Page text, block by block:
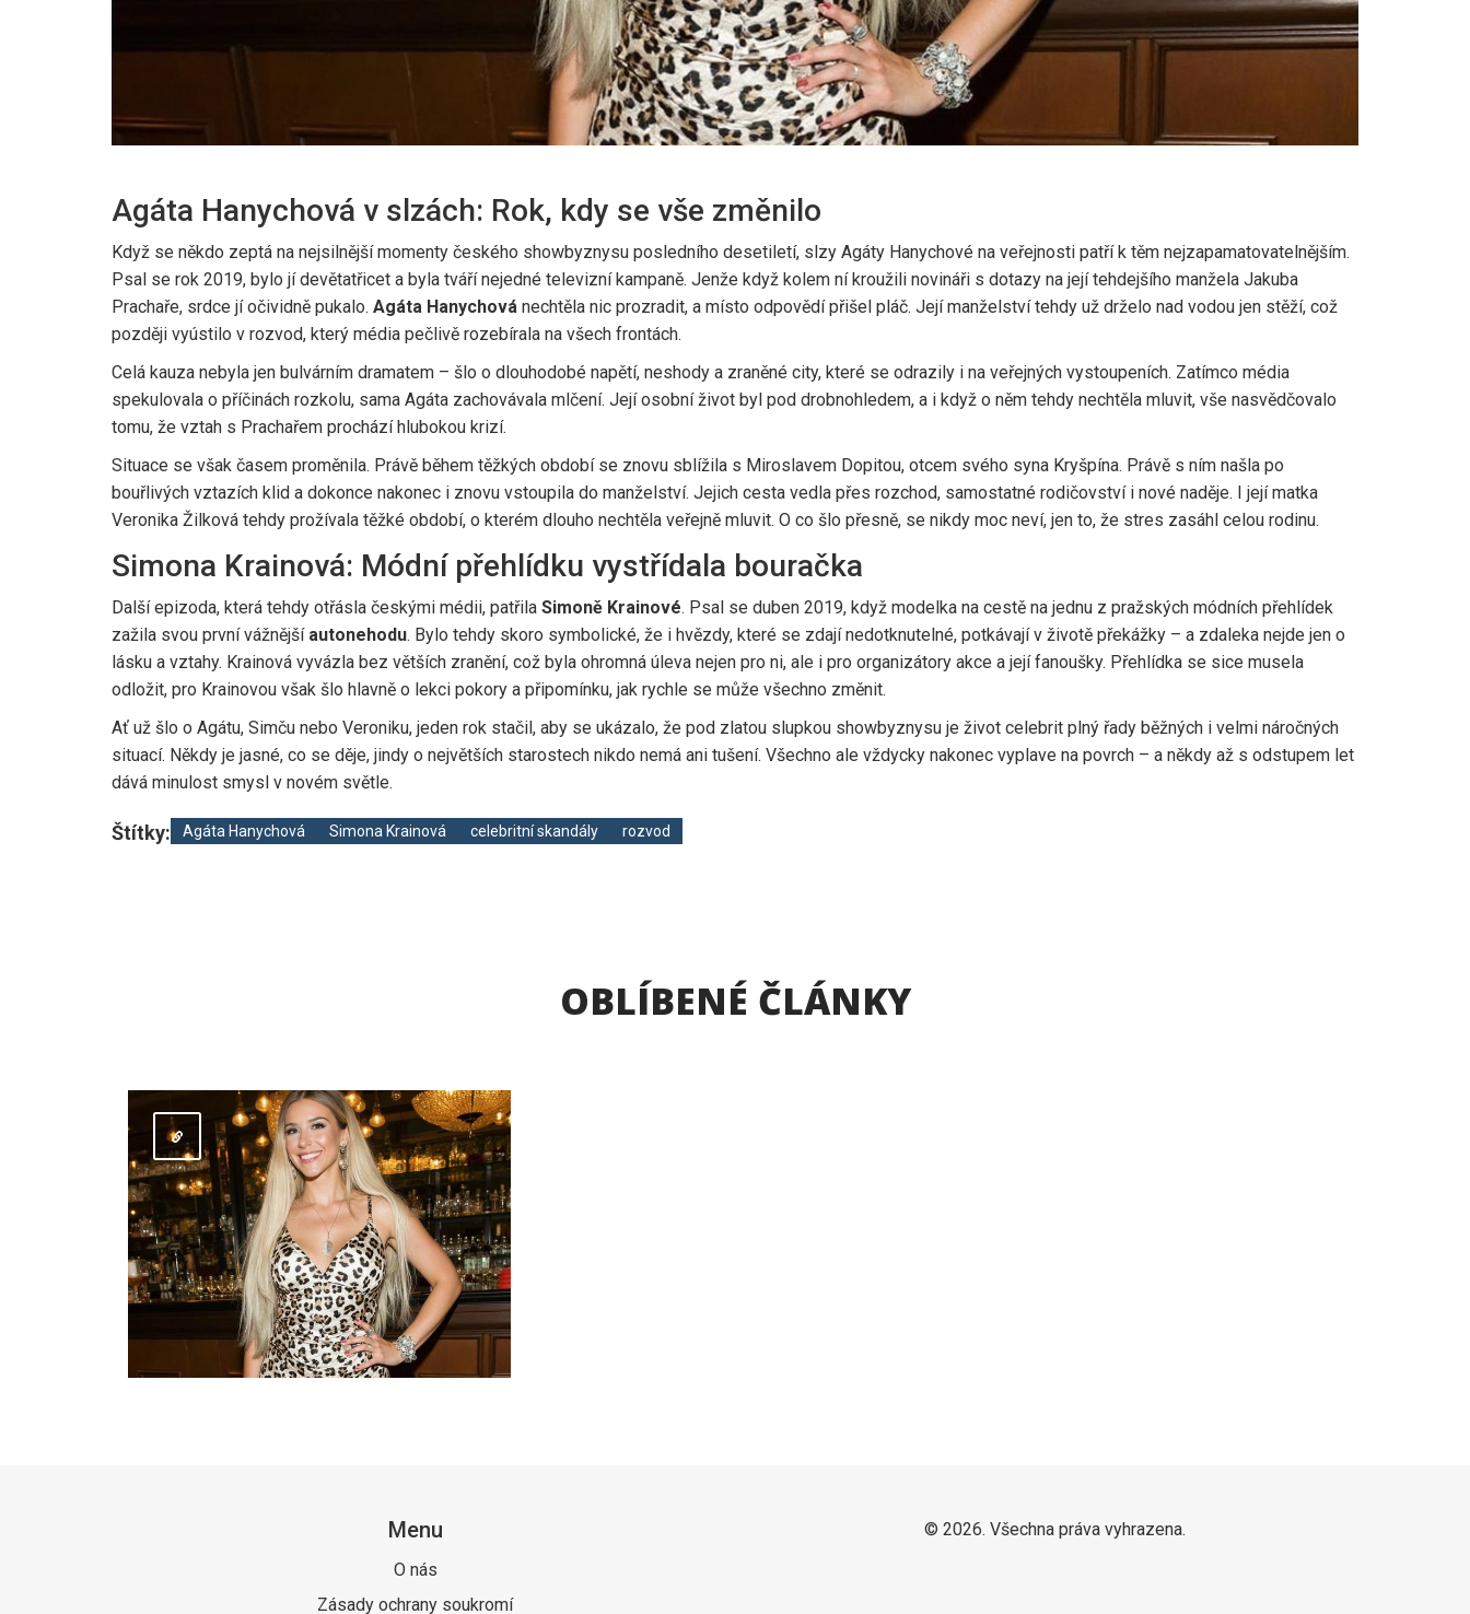
Agáta Hanychová v slzách: Rok, kdy se vše změnilo
Když se někdo zeptá na nejsilnější momenty českého showbyznysu posledního desetiletí, slzy Agáty Hanychové na veřejnosti patří k těm nejzapamatovatelnějším.
Psal se rok 2019, bylo jí devětatřicet a byla tváří nejedné televizní kampaně. Jenže když kolem ní kroužili novináři s dotazy na její tehdejšího manžela Jakuba
Prachaře, srdce jí očividně pukalo. Agáta Hanychová nechtěla nic prozradit, a místo odpovědí přišel pláč. Její manželství tehdy už drželo nad vodou jen stěží, což
později vyústilo v rozvod, který média pečlivě rozebírala na všech frontách.
Celá kauza nebyla jen bulvárním dramatem – šlo o dlouhodobé napětí, neshody a zraněné city, které se odrazily i na veřejných vystoupeních. Zatímco média
spekulovala o příčinách rozkolu, sama Agáta zachovávala mlčení. Její osobní život byl pod drobnohledem, a i když o něm tehdy nechtěla mluvit, vše nasvědčovalo
tomu, že vztah s Prachařem prochází hlubokou krizí.
Situace se však časem proměnila. Právě během těžkých období se znovu sblížila s Miroslavem Dopitou, otcem svého syna Kryšpína. Právě s ním našla po
bouřlivých vztazích klid a dokonce nakonec i znovu vstoupila do manželství. Jejich cesta vedla přes rozchod, samostatné rodičovství i nové naděje. I její matka
Veronika Žilková tehdy prožívala těžké období, o kterém dlouho nechtěla veřejně mluvit. O co šlo přesně, se nikdy moc neví, jen to, že stres zasáhl celou rodinu.
Simona Krainová: Módní přehlídku vystřídala bouračka
Další epizoda, která tehdy otřásla českými médii, patřila Simoně Krainové. Psal se duben 2019, když modelka na cestě na jednu z pražských módních přehlídek
zažila svou první vážnější autonehodu. Bylo tehdy skoro symbolické, že i hvězdy, které se zdají nedotknutelné, potkávají v životě překážky – a zdaleka nejde jen o
lásku a vztahy. Krainová vyvázla bez větších zranění, což byla ohromná úleva nejen pro ni, ale i pro organizátory akce a její fanoušky. Přehlídka se sice musela
odložit, pro Krainovou však šlo hlavně o lekci pokory a připomínku, jak rychle se může všechno změnit.
Ať už šlo o Agátu, Simču nebo Veroniku, jeden rok stačil, aby se ukázalo, že pod zlatou slupkou showbyznysu je život celebrit plný řady běžných i velmi náročných
situací. Někdy je jasné, co se děje, jindy o největších starostech nikdo nemá ani tušení. Všechno ale vždycky nakonec vyplave na povrch – a někdy až s odstupem let
dává minulost smysl v novém světle.
Štítky: Agáta Hanychová Simona Krainová celebritní skandály rozvod
OBLÍBENÉ ČLÁNKY
Menu
O nás
Zásady ochrany soukromí
© 2026. Všechna práva vyhrazena.